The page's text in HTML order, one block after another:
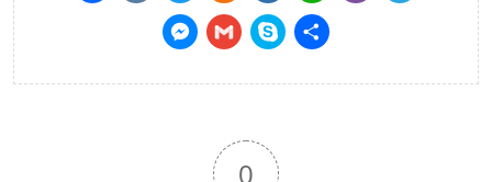
Facebook
VKTwitter
Odnoklassniki
Mail.Ru
WhatsApp
Отправить
0